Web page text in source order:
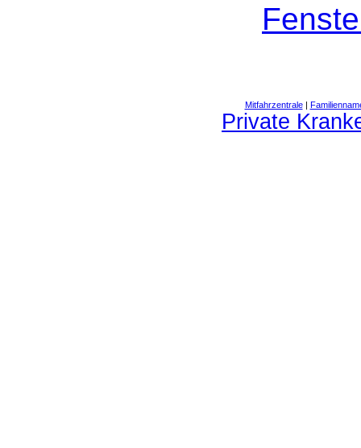
Mitfahrzentrale|
Private